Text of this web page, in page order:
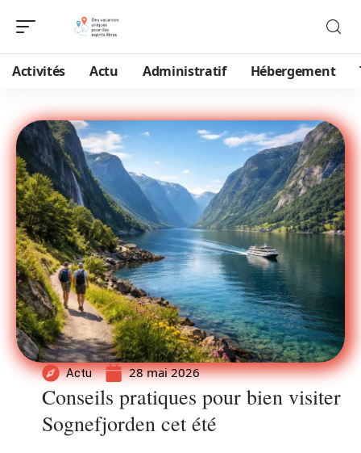
Activités Actu Administratif Hébergement
Actu 28 mai 2026
Conseils pratiques pour bien visiter
Sognefjorden cet été